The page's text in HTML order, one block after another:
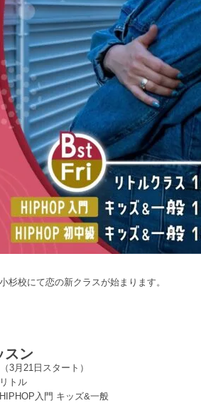
杉校にて恋の新クラスが始まります。
スン
3月21日スタート）
トル
入門 キッズ&一般